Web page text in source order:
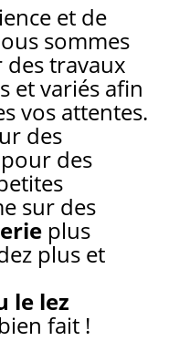
et de
sommes
des travaux
et variés afin
vos attentes.
des
des
sur des
plus
plus et
le lez
fait !